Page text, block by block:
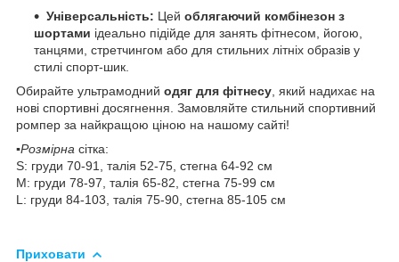
Універсальність: Цей облягаючий комбінезон з
шортами ідеально підійде для занять фітнесом, йогою,
танцями, стретчингом або для стильних літніх образів у
стилі спорт-шик.
Обирайте ультрамодний одяг для фітнесу , який надихає на
нові спортивні досягнення. Замовляйте стильний спортивний
ромпер за найкращою ціною на нашому сайті!
▪️Розмірна сітка:
S: груди 70-91, талія 52-75, стегна 64-92 см
М: груди 78-97, талія 65-82, стегна 75-99 см
L: груди 84-103, талія 75-90, стегна 85-105 см
Приховати